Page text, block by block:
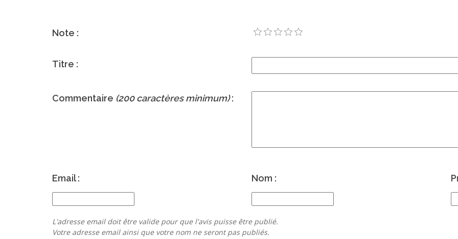
Note :
Titre :
Commentaire (200 caractères minimum):
Email : Nom :
L'adresse email doit être valide pour que l'avis puisse être publié.
Votre adresse email ainsi que votre nom ne seront pas publiés.